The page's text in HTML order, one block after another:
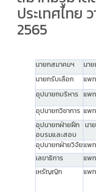
ประเทศไทย
2565
นายกสมาคมฯ
นา
นายกรับเลือก
แพ
อุปนายกบริหาร แพ
อุปนายกวิชาการ แพ
อุปนายกฝ่ายฝึก
อบรมและสอบ
นา
อุปนายกฝ่ายวิจัยแพ
เลขาธิการ
แพ
เหรัญญิก
แพ